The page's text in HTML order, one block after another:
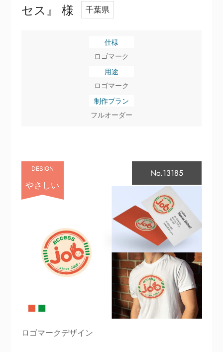
セス』 様
千葉県
仕様
ロゴマーク
用途
ロゴマーク
制作プラン
フルオーダー
DESIGN
やさしい
No.13185
ロゴマークデザイン